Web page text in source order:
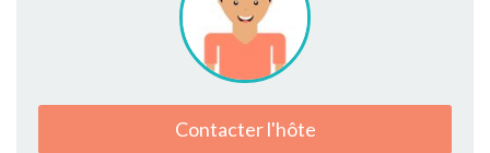
Contacter l'hôte